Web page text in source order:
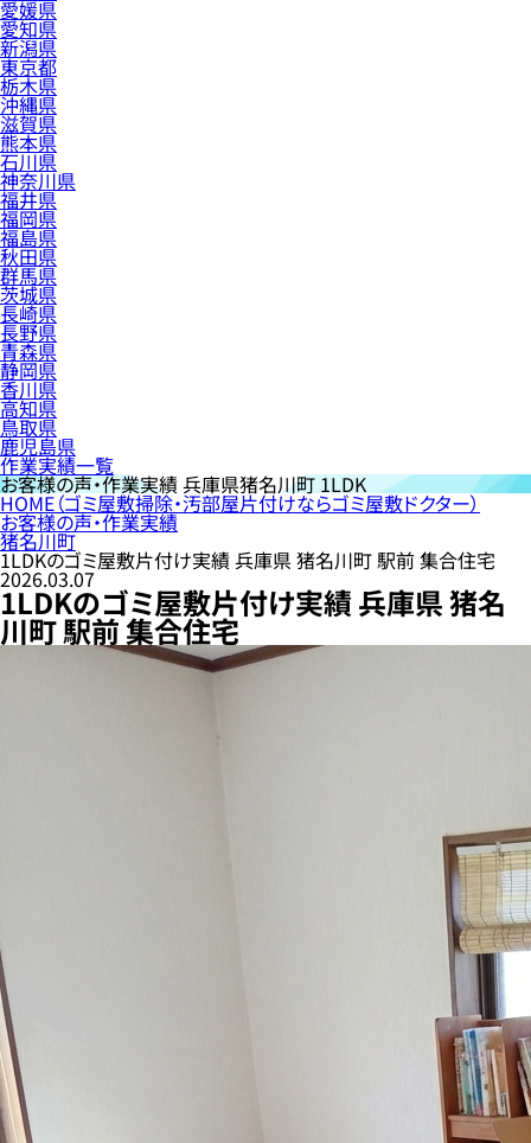
愛媛県
愛知県
新潟県
東京都
栃木県
沖縄県
滋賀県
熊本県
石川県
神奈川県
福井県
福岡県
福島県
秋田県
群馬県
茨城県
長崎県
長野県
青森県
静岡県
香川県
高知県
鳥取県
鹿児島県
作業実績一覧
お客様の声・作業実績兵庫県猪名川町 1LDK
HOME（ゴミ屋敷掃除・汚部屋片付けならゴミ屋敷ドクター）
お客様の声・作業実績
猪名川町
1LDKのゴミ屋敷片付け実績 兵庫県 猪名川町 駅前 集合住宅
2026.03.07
1LDKのゴミ屋敷片付け実績 兵庫県 猪名
川町 駅前 集合住宅